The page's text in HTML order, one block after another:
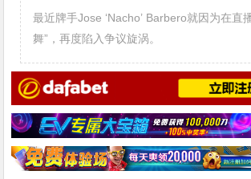
最近牌手Jose ‘Nacho’ Barbero就因为在直
舞”，再度陷入争议旋涡。